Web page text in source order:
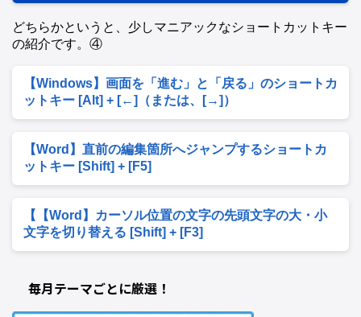
どちらかというと、少しマニアックなショートカットキー
の紹介です。④
【Windows】画面を「進む」と「戻る」のショートカ
ットキー [Alt] + [←]（または、[→]）
【Word】直前の編集箇所へジャンプするショートカ
ットキー [Shift] + [F5]
【【Word】カーソル位置の文字の先頭文字の大・小
文字を切り替える [Shift] + [F3]
毎月テーマごとに厳選！